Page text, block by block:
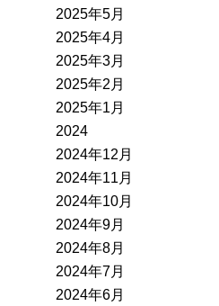
2025年5月
2025年4月
2025年3月
2025年2月
2025年1月
2024
2024年12月
2024年11月
2024年10月
2024年9月
2024年8月
2024年7月
2024年6月